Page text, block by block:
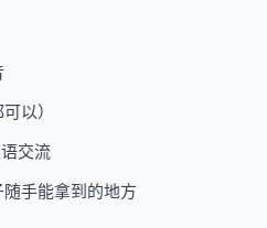
以）
交流
手能拿到的地方